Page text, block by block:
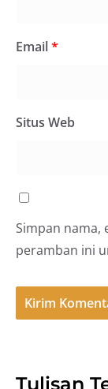
Email*
Situs Web
Simpan nama,
peramban ini
Tulisan